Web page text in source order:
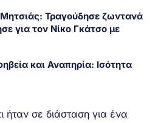
Τραγούδησε ζωντανά
για τον Νίκο Γκάτσο με
και Αναπηρία: Ισότητα
ήταν σε διάσταση για ένα